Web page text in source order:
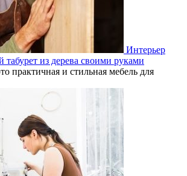
Интерьер
табурет из дерева своими руками
практичная и стильная мебель для